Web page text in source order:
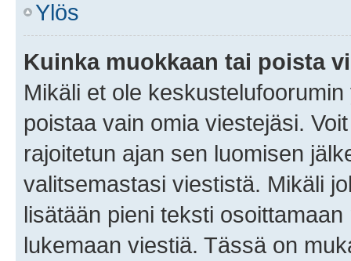
Ylös
Kuinka muokkaan tai poista
Mikäli et ole
poistaa vain omia viestejäsi.
rajoitetun ajan sen luomisen
valitsemastasi viestistä. Mikäli
lisätään pieni teksti
lukemaan viestiä. Tässä on